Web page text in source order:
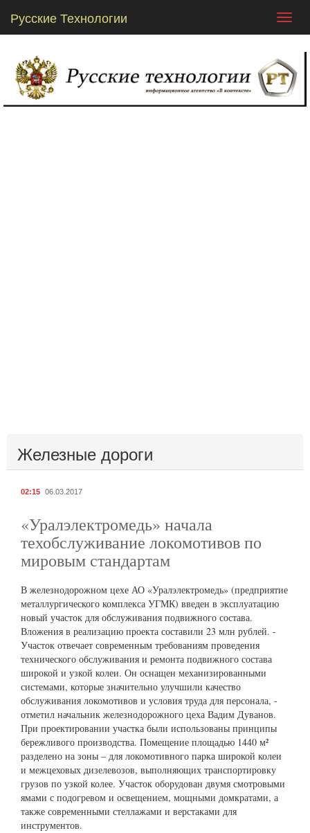
Русские Технологии
Железные дороги
02:15 06.03.2017
«Уралэлектромедь» начала
техобслуживание локомотивов по
мировым стандартам
В железнодорожном цехе АО «Уралэлектромедь» (предприятие
металлургического комплекса УГМК) введен в эксплуатацию
новый участок для обслуживания подвижного состава.
Вложения в реализацию проекта составили 23 млн рублей. -
Участок отвечает современным требованиям проведения
технического обслуживания и ремонта подвижного состава
широкой и узкой колеи. Он оснащен механизированными
системами, которые значительно улучшили качество
обслуживания локомотивов и условия труда для персонала, -
отметил начальник железнодорожного цеха Вадим Дуванов.
При проектировании участка были использованы принципы
бережливого производства. Помещение площадью 1440 м²
разделено на зоны – для локомотивного парка широкой колеи
и межцеховых дизелевозов, выполняющих транспортировку
грузов по узкой колее. Участок оборудован двумя смотровыми
ямами с подогревом и освещением, мощными домкратами, а
также современными стеллажами и верстаками для
инструментов.